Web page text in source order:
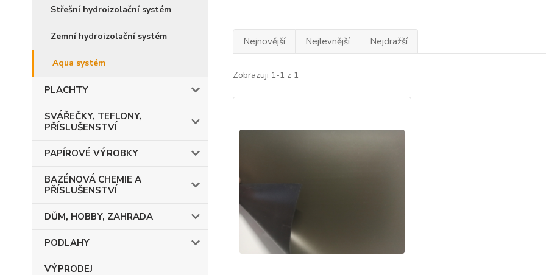
Střešní hydroizolační systém
Zemní hydroizolační systém
Aqua systém
PLACHTY
SVÁŘEČKY, TEFLONY,
PŘÍSLUŠENSTVÍ
PAPÍROVÉ VÝROBKY
BAZÉNOVÁ CHEMIE A
PŘÍSLUŠENSTVÍ
DŮM, HOBBY, ZAHRADA
PODLAHY
VÝPRODEJ
Nejnovější Nejlevnější Nejdražší
Zobrazuji 1-1 z 1